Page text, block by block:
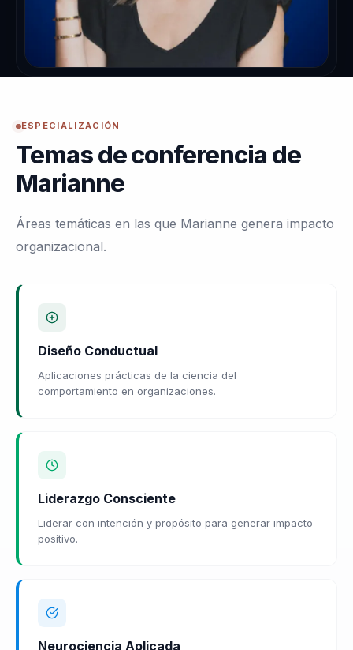
ESPECIALIZACIÓN
Temas de conferencia de
Marianne
Áreas temáticas en las que Marianne genera impacto
organizacional.
Diseño Conductual
Aplicaciones prácticas de la ciencia del
comportamiento en organizaciones.
Liderazgo Consciente
Liderar con intención y propósito para generar impacto
positivo.
Neurociencia Aplicada